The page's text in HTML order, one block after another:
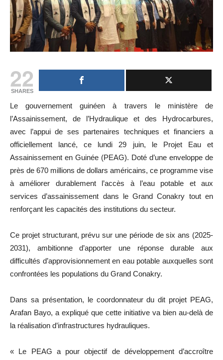
22
SHARES
Le gouvernement guinéen à travers le ministère de
l’Assainissement, de l’Hydraulique et des Hydrocarbures,
avec l’appui de ses partenaires techniques et financiers a
officiellement lancé, ce lundi 29 juin, le Projet Eau et
Assainissement en Guinée (PEAG). Doté d’une enveloppe de
près de 670 millions de dollars américains, ce programme vise
à améliorer durablement l’accès à l’eau potable et aux
services d’assainissement dans le Grand Conakry tout en
renforçant les capacités des institutions du secteur.
Ce projet structurant, prévu sur une période de six ans (2025-
2031), ambitionne d’apporter une réponse durable aux
difficultés d’approvisionnement en eau potable auxquelles sont
confrontées les populations du Grand Conakry.
Dans sa présentation, le coordonnateur du dit projet PEAG,
Arafan Bayo, a expliqué que cette initiative va bien au-delà de
la réalisation d’infrastructures hydrauliques.
« Le PEAG a pour objectif de développement d’accroître